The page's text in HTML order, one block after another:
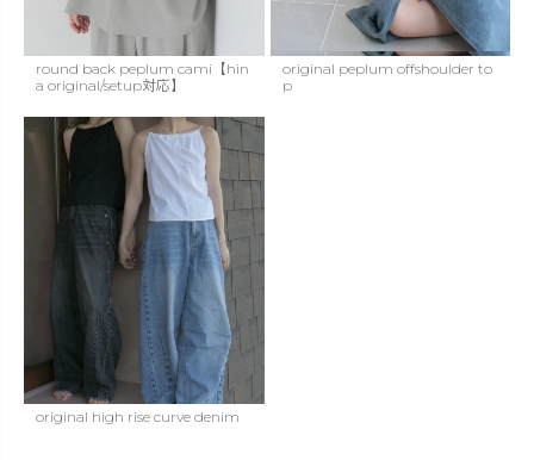
round back peplum cami【hin
a original/setup対応】
original peplum offshoulder to
p
original high rise curve denim